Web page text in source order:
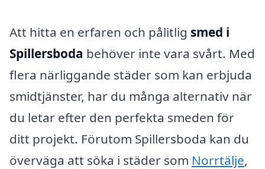
Att hitta en erfaren och pålitlig smed i
Spillersboda behöver inte vara svårt. Med
flera närliggande städer som kan erbjuda
smidtjänster, har du många alternativ när
du letar efter den perfekta smeden för
ditt projekt. Förutom Spillersboda kan du
överväga att söka i städer som Norrtälje,